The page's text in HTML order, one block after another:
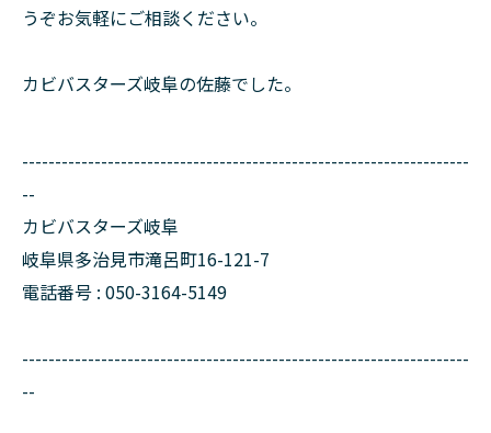
うぞお気軽にご相談ください。
カビバスターズ岐阜の佐藤でした。
--------------------------------------------------------------------
--
カビバスターズ岐阜
岐阜県多治見市滝呂町16-121-7
電話番号 : 050-3164-5149
--------------------------------------------------------------------
--